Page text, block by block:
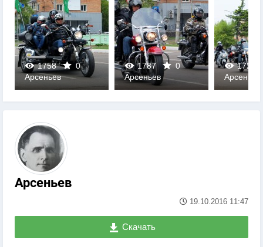
1758
0
0
Арсеньев
1787
0
0
Арсеньев
1724
0
Арсеньев
Арсеньев
19.10.2016 11:47
Скачать